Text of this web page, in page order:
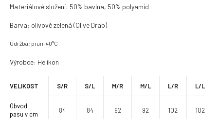
Materiálové složení: 50% bavlna, 50% polyamid
Barva: olivově zelená (Olive Drab)
Údržba: praní 40°C
Výrobce: Helikon
VELIKOST S/R S/L M/R M/L L/R L/L
Obvod
pasu v cm
84 84 92 92 102 102